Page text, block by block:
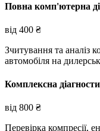
Повна комп'ютерна
від 400 ₴
Зчитування та аналіз
автомобіля на
Комплексна
від 800 ₴
Перевірка компресії,